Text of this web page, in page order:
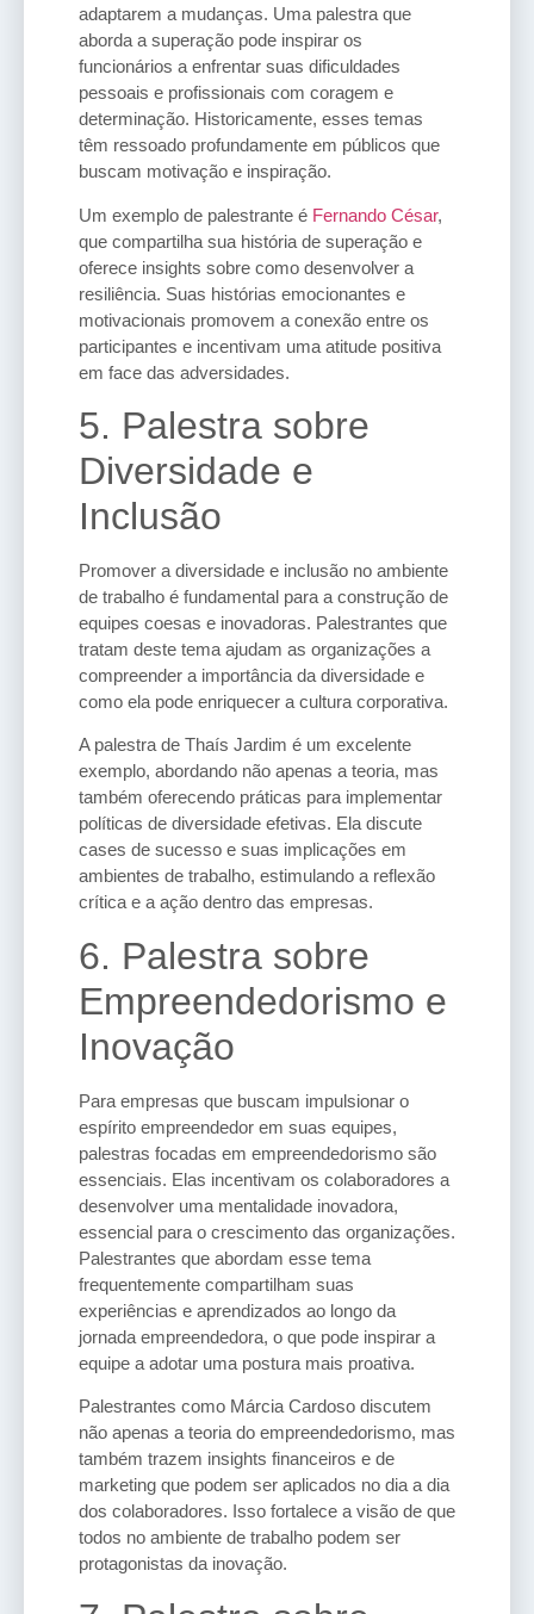
adaptarem a mudanças. Uma palestra que
aborda a superação pode inspirar os
funcionários a enfrentar suas dificuldades
pessoais e profissionais com coragem e
determinação. Historicamente, esses temas
têm ressoado profundamente em públicos que
buscam motivação e inspiração.
Um exemplo de palestrante é Fernando César,
que compartilha sua história de superação e
oferece insights sobre como desenvolver a
resiliência. Suas histórias emocionantes e
motivacionais promovem a conexão entre os
participantes e incentivam uma atitude positiva
em face das adversidades.
5. Palestra sobre
Diversidade e
Inclusão
Promover a diversidade e inclusão no ambiente
de trabalho é fundamental para a construção de
equipes coesas e inovadoras. Palestrantes que
tratam deste tema ajudam as organizações a
compreender a importância da diversidade e
como ela pode enriquecer a cultura corporativa.
A palestra de Thaís Jardim é um excelente
exemplo, abordando não apenas a teoria, mas
também oferecendo práticas para implementar
políticas de diversidade efetivas. Ela discute
cases de sucesso e suas implicações em
ambientes de trabalho, estimulando a reflexão
crítica e a ação dentro das empresas.
6. Palestra sobre
Empreendedorismo e
Inovação
Para empresas que buscam impulsionar o
espírito empreendedor em suas equipes,
palestras focadas em empreendedorismo são
essenciais. Elas incentivam os colaboradores a
desenvolver uma mentalidade inovadora,
essencial para o crescimento das organizações.
Palestrantes que abordam esse tema
frequentemente compartilham suas
experiências e aprendizados ao longo da
jornada empreendedora, o que pode inspirar a
equipe a adotar uma postura mais proativa.
Palestrantes como Márcia Cardoso discutem
não apenas a teoria do empreendedorismo, mas
também trazem insights financeiros e de
marketing que podem ser aplicados no dia a dia
dos colaboradores. Isso fortalece a visão de que
todos no ambiente de trabalho podem ser
protagonistas da inovação.